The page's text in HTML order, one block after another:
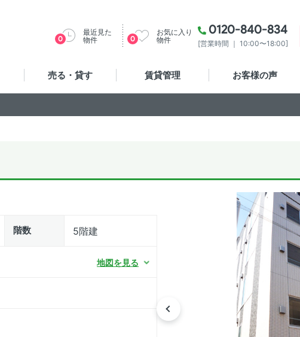
0120-840-834
[営業時間 ｜ 10:00〜18:00]
最近見た
物件
0
お気に入り
物件
0
売る・貸す 賃貸管理 お客様の声
階数 5階建
地図を見る